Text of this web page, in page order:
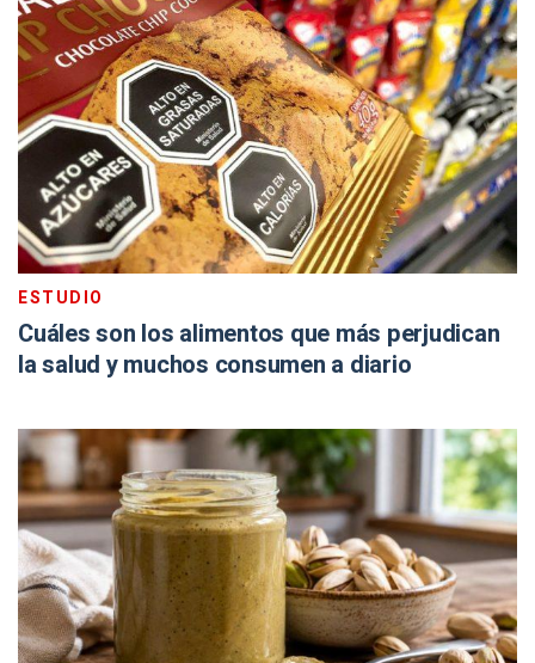
ESTUDIO
Cuáles son los alimentos que más perjudican
la salud y muchos consumen a diario